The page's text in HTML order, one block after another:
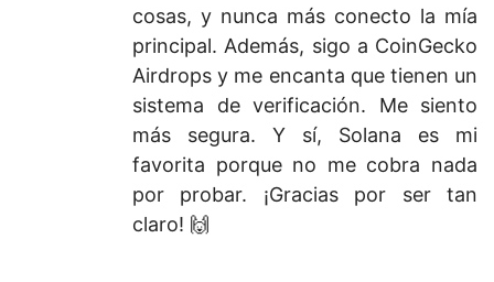
cosas, y nunca más conecto la mía
principal. Además, sigo a CoinGecko
Airdrops y me encanta que tienen un
sistema de verificación. Me siento
más segura. Y sí, Solana es mi
favorita porque no me cobra nada
por probar. ¡Gracias por ser tan
claro! 🙌